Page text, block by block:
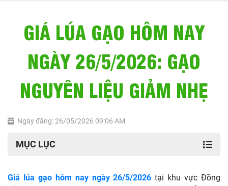
GIÁ LÚA GẠO HÔM NAY
NGÀY 26/5/2026: GẠO
NGUYÊN LIỆU GIẢM NHẸ
Ngày đăng: 26/05/2026 09:06 AM
MỤC LỤC
Giá lúa gạo hôm nay ngày 26/5/2026 tại khu vực Đồng